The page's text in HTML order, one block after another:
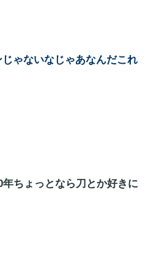
ゃないなじゃあなんだこれ
ちょっとなら刀とか好きに